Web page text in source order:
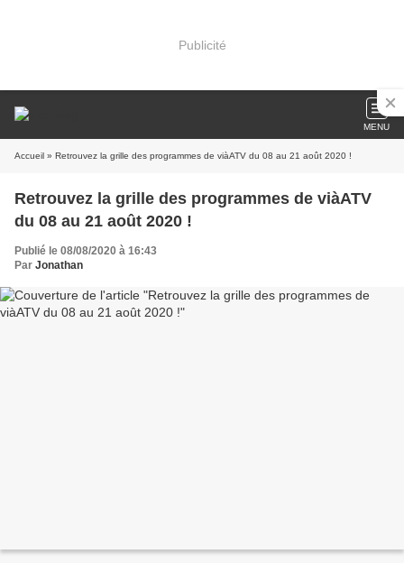
Publicité
MENU
Accueil » Retrouvez la grille des programmes de viàATV du 08 au 21 août 2020 !
Retrouvez la grille des programmes de viàATV
du 08 au 21 août 2020 !
Publié le 08/08/2020 à 16:43
Par Jonathan